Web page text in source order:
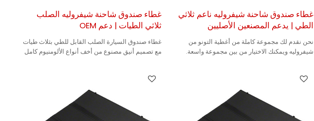
غطاء صندوق شاحنة شيفروليه ناعم ثلاثي
الطي | يدعم المصنعين الأصليين
نحن نقدم لك مجموعة كاملة من أغطية التونو من
شيفروليه ويمكنك الاختيار من بين مجموعة واسعة.
غطاء صندوق شاحنة شيفروليه الصلب
ثلاثي الطيات | دعم OEM
غطاء صندوق السيارة الصلب القابل للطي بثلاث طيات
مع تصميم أنيق مصنوع من أخف أنواع الألومنيوم كامل